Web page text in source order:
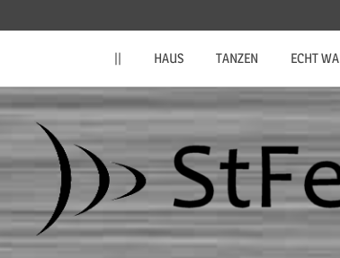
StFeder.de
|| HAUS TANZEN ECHT